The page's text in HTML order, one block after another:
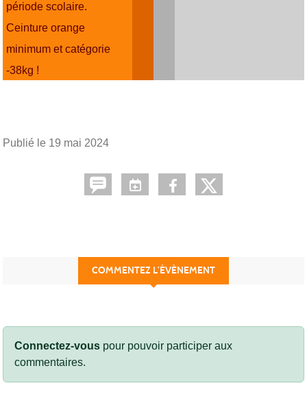
période scolaire.
Ceinture orange
minimum et catégorie
-38kg !
Publié le 19 mai 2024
COMMENTEZ L’ÉVÈNEMENT
Connectez-vous pour pouvoir participer aux
commentaires.